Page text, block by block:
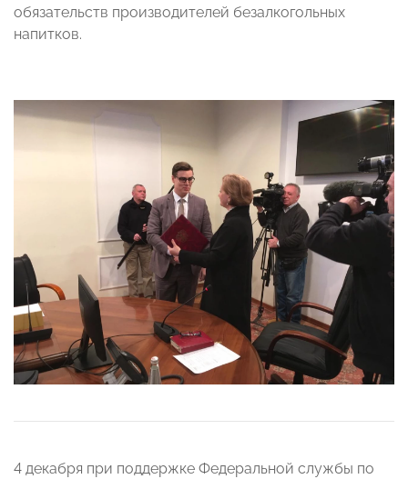
обязательств производителей безалкогольных
напитков.
4 декабря при поддержке Федеральной службы по